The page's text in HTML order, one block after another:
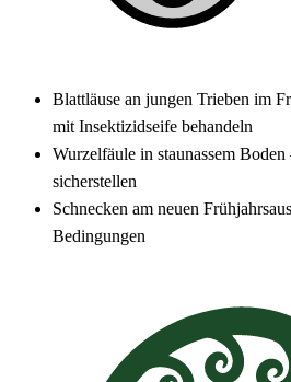
Blattläuse an jungen Trieben im
mit Insektizidseife behandeln
Wurzelfäule in staunassem
sicherstellen
Schnecken am neuen
Bedingungen